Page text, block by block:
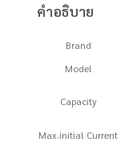
คำอธิบาย
Brand
Model
Capacity
Max.initial Current